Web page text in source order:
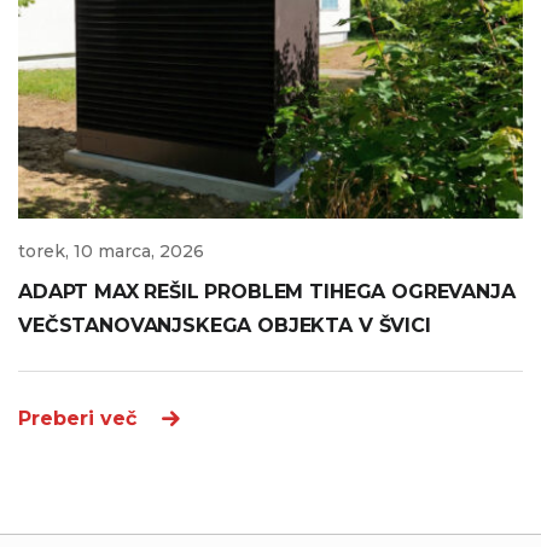
torek, 10 marca, 2026
ADAPT MAX REŠIL PROBLEM TIHEGA OGREVANJA
VEČSTANOVANJSKEGA OBJEKTA V ŠVICI
Preberi več